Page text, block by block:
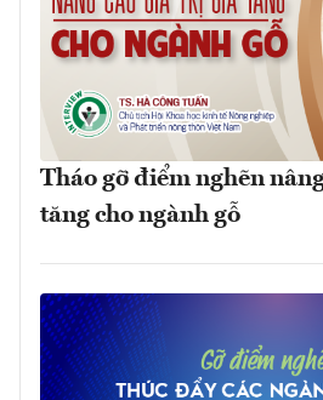
Tháo gỡ điểm nghẽn
tăng cho ngành gỗ